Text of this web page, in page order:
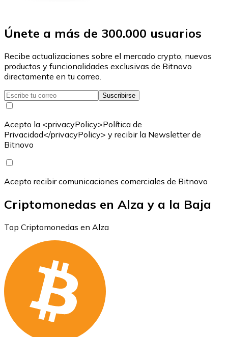
Únete a más de 300.000 usuarios
Recibe actualizaciones sobre el mercado crypto, nuevos
productos y funcionalidades exclusivas de Bitnovo
directamente en tu correo.
Suscribirse
Acepto la <privacyPolicy>Política de
Privacidad</privacyPolicy> y recibir la Newsletter de
Bitnovo
Acepto recibir comunicaciones comerciales de Bitnovo
Criptomonedas en Alza y a la Baja
Top Criptomonedas en Alza